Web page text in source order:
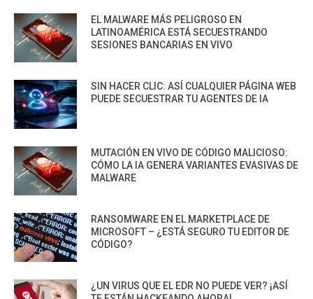
EL MALWARE MÁS PELIGROSO EN
LATINOAMÉRICA ESTÁ SECUESTRANDO
SESIONES BANCARIAS EN VIVO
SIN HACER CLIC: ASÍ CUALQUIER PÁGINA WEB
PUEDE SECUESTRAR TU AGENTES DE IA
MUTACIÓN EN VIVO DE CÓDIGO MALICIOSO:
CÓMO LA IA GENERA VARIANTES EVASIVAS DE
MALWARE
RANSOMWARE EN EL MARKETPLACE DE
MICROSOFT – ¿ESTÁ SEGURO TU EDITOR DE
CÓDIGO?
¿UN VIRUS QUE EL EDR NO PUEDE VER? ¡ASÍ